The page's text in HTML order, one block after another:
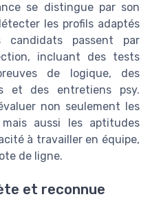
se distingue par son
les profils adaptés
passent par
incluant des tests
de logique, des
et des entretiens psy.
non seulement les
mais aussi les aptitudes
à travailler en équipe,
de ligne.
et reconnue